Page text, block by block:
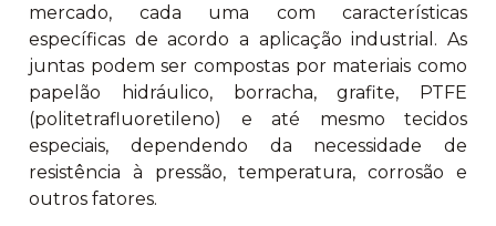
mercado, cada uma com características
específicas de acordo a aplicação industrial. As
juntas podem ser compostas por materiais como
papelão hidráulico, borracha, grafite, PTFE
(politetrafluoretileno) e até mesmo tecidos
especiais, dependendo da necessidade de
resistência à pressão, temperatura, corrosão e
outros fatores.